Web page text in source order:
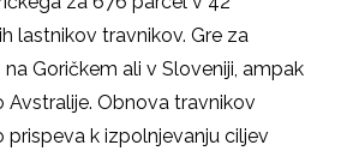
lastnikov travnikov. Gre za
Goričkem ali v Sloveniji, ampak
Obnova travnikov
k izpolnjevanju ciljev